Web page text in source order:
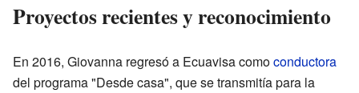
Proyectos recientes y reconocimiento
En 2016, Giovanna regresó a Ecuavisa comoconductora
del programa "Desde casa", que se transmitía para la